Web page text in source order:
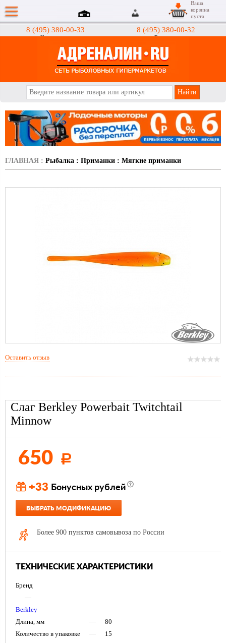
8 (495) 380-00-33
Интернет-магазин
8 (495) 380-00-32
Гипермаркеты
Ваша
корзина
пуста
ГЛАВНАЯ : Рыбалка : Приманки : Мягкие приманки
Слаг Berkley Powerbait Twitchtail
Minnow
650 Р
+33 Бонусных рублей
ВЫБРАТЬ МОДИФИКАЦИЮ
Более 900 пунктов самовывоза по России
ТЕХНИЧЕСКИЕ ХАРАКТЕРИСТИКИ
Бренд
—
Berkley
Длина, мм
—
80
Количество в упаковке
— 15
Оставить отзыв